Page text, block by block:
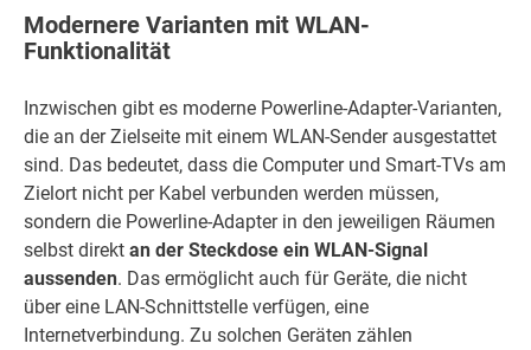
Modernere Varianten mit WLAN-
Funktionalität
Inzwischen gibt es moderne Powerline-Adapter-Varianten,
die an der Zielseite mit einem WLAN-Sender ausgestattet
sind. Das bedeutet, dass die Computer und Smart-TVs am
Zielort nicht per Kabel verbunden werden müssen,
sondern die Powerline-Adapter in den jeweiligen Räumen
selbst direkt an der Steckdose ein WLAN-Signal
aussenden. Das ermöglicht auch für Geräte, die nicht
über eine LAN-Schnittstelle verfügen, eine
Internetverbindung. Zu solchen Geräten zählen